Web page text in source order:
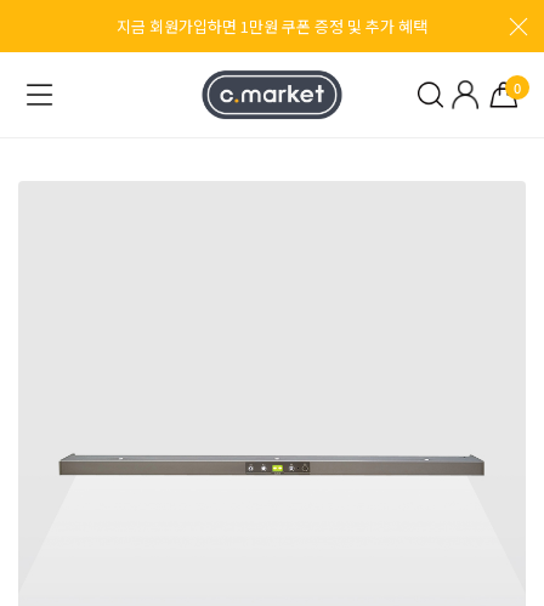
지금 회원가입하면 1만원 쿠폰 증정 및 추가 혜택
0